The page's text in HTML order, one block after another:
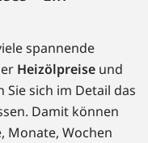
spannende
Heizölpreise und
Sie sich im Detail das
Damit können
Monate, Wochen